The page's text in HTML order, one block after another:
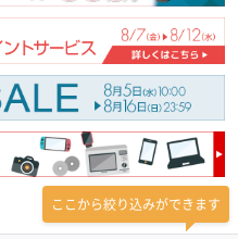
ここから絞り込みができます